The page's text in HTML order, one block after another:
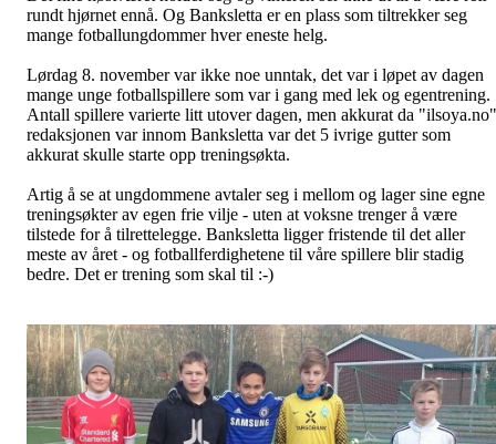
rundt hjørnet ennå. Og Banksletta er en plass som tiltrekker seg
mange fotballungdommer hver eneste helg.
Lørdag 8. november var ikke noe unntak, det var i løpet av dagen
mange unge fotballspillere som var i gang med lek og egentrening.
Antall spillere varierte litt utover dagen, men akkurat da
redaksjonen var innom Banksletta var det 5 ivrige gutter som
akkurat skulle starte opp treningsøkta.
Artig å se at ungdommene avtaler seg i mellom og lager sine egne
treningsøkter av egen frie vilje - uten at voksne trenger å være
tilstede for å tilrettelegge. Banksletta ligger fristende til det aller
meste av året - og fotballferdighetene til våre spillere blir stadig
bedre. Det er trening som skal til :-)